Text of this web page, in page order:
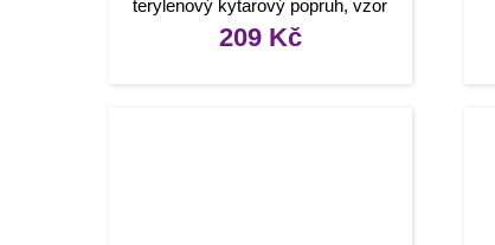
terylenový kytarový popruh, vzor
lebky, černý
209 Kč